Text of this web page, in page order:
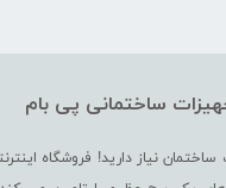
ساختمانی پی بام
نیاز دارید! فروشگاه